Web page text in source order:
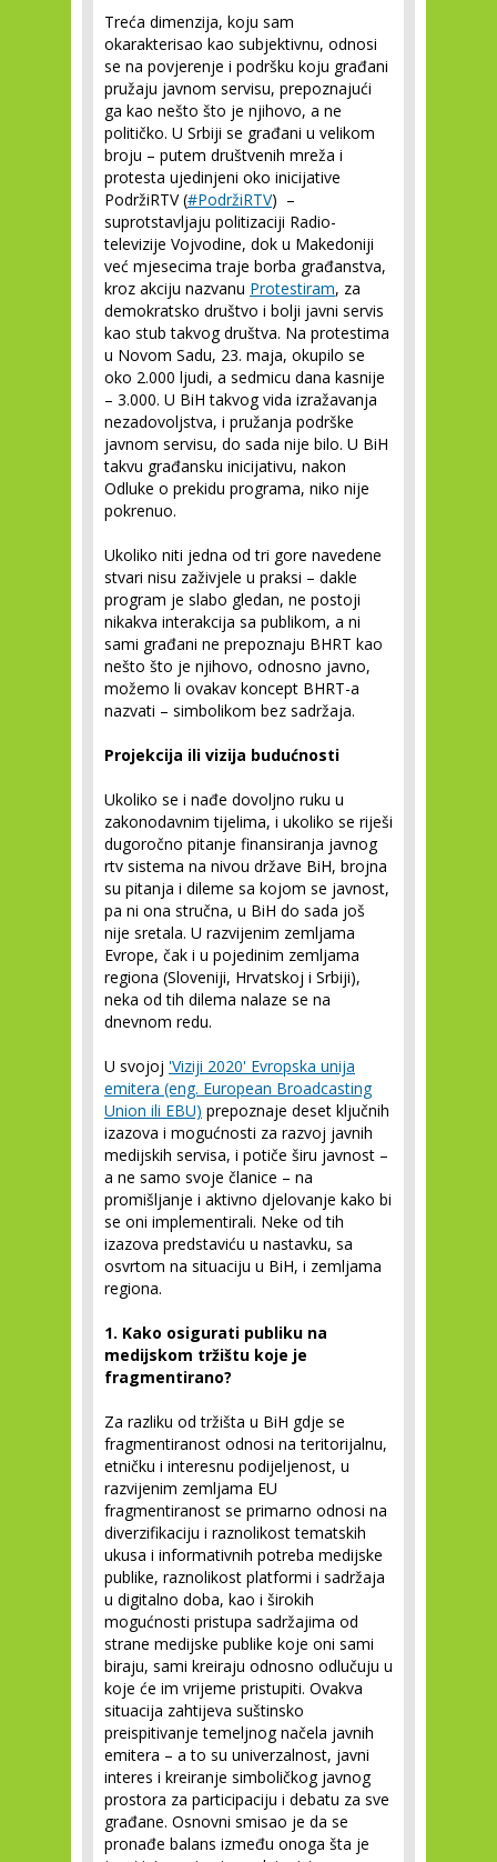
Treća dimenzija, koju sam
okarakterisao kao subjektivnu, odnosi
se na povjerenje i podršku koju građani
pružaju javnom servisu, prepoznajući
ga kao nešto što je njihovo, a ne
političko. U Srbiji se građani u velikom
broju – putem društvenih mreža i
protesta ujedinjeni oko inicijative
PodržiRTV (#PodržiRTV) –
suprotstavljaju politizaciji Radio-
televizije Vojvodine, dok u Makedoniji
već mjesecima traje borba građanstva,
kroz akciju nazvanu Protestiram, za
demokratsko društvo i bolji javni servis
kao stub takvog društva. Na protestima
u Novom Sadu, 23. maja, okupilo se
oko 2.000 ljudi, a sedmicu dana kasnije
– 3.000. U BiH takvog vida izražavanja
nezadovoljstva, i pružanja podrške
javnom servisu, do sada nije bilo. U BiH
takvu građansku inicijativu, nakon
Odluke o prekidu programa, niko nije
pokrenuo.
Ukoliko niti jedna od tri gore navedene
stvari nisu zaživjele u praksi – dakle
program je slabo gledan, ne postoji
nikakva interakcija sa publikom, a ni
sami građani ne prepoznaju BHRT kao
nešto što je njihovo, odnosno javno,
možemo li ovakav koncept BHRT-a
nazvati – simbolikom bez sadržaja.
Projekcija ili vizija budućnosti
Ukoliko se i nađe dovoljno ruku u
zakonodavnim tijelima, i ukoliko se riješi
dugoročno pitanje finansiranja javnog
rtv sistema na nivou države BiH, brojna
su pitanja i dileme sa kojom se javnost,
pa ni ona stručna, u BiH do sada još
nije sretala. U razvijenim zemljama
Evrope, čak i u pojedinim zemljama
regiona (Sloveniji, Hrvatskoj i Srbiji),
neka od tih dilema nalaze se na
dnevnom redu.
U svojoj 'Viziji 2020' Evropska unija
emitera (eng. European Broadcasting
Union ili EBU) prepoznaje deset ključnih
izazova i mogućnosti za razvoj javnih
medijskih servisa, i potiče širu javnost –
a ne samo svoje članice – na
promišljanje i aktivno djelovanje kako bi
se oni implementirali. Neke od tih
izazova predstaviću u nastavku, sa
osvrtom na situaciju u BiH, i zemljama
regiona.
1. Kako osigurati publiku na
medijskom tržištu koje je
fragmentirano?
Za razliku od tržišta u BiH gdje se
fragmentiranost odnosi na teritorijalnu,
etničku i interesnu podijeljenost, u
razvijenim zemljama EU
fragmentiranost se primarno odnosi na
diverzifikaciju i raznolikost tematskih
ukusa i informativnih potreba medijske
publike, raznolikost platformi i sadržaja
u digitalno doba, kao i širokih
mogućnosti pristupa sadržajima od
strane medijske publike koje oni sami
biraju, sami kreiraju odnosno odlučuju u
koje će im vrijeme pristupiti. Ovakva
situacija zahtijeva suštinsko
preispitivanje temeljnog načela javnih
emitera – a to su univerzalnost, javni
interes i kreiranje simboličkog javnog
prostora za participaciju i debatu za sve
građane. Osnovni smisao je da se
pronađe balans između onoga šta je